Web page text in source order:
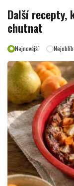
Další recepty,
chutnat
Nejnovější